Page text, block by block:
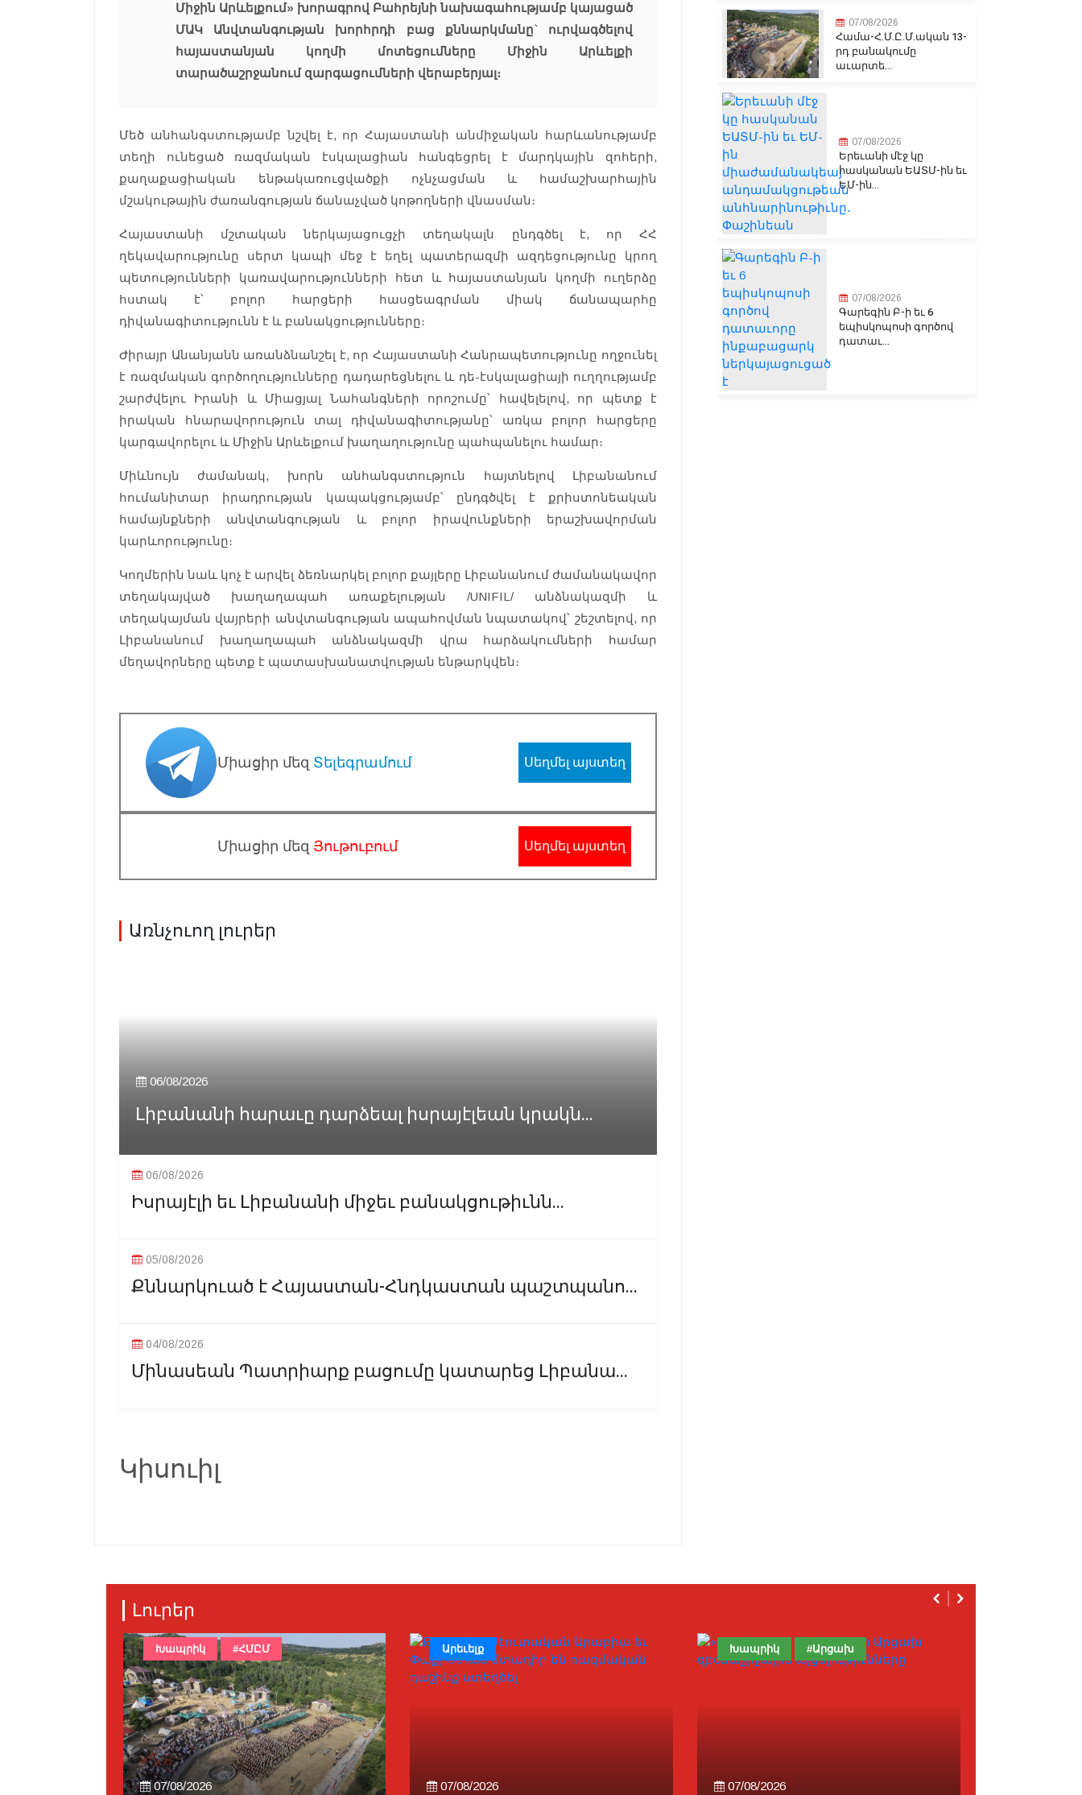
Միջին Արևելքում» խորագրով Բահրեյնի նախագահությամբ կայացած
ՄԱԿ Անվտանգության խորհրդի բաց քննարկմանը` ուրվագծելով
հայաստանյան կողմի մոտեցումները Միջին Արևելքի
տարածաշրջանում զարգացումների վերաբերյալ։
Մեծ անհանգստությամբ նշվել է, որ Հայաստանի անմիջական հարևանությամբ
տեղի ունեցած ռազմական էսկալացիան հանգեցրել է մարդկային զոհերի,
քաղաքացիական ենթակառուցվածքի ոչնչացման և համաշխարհային
մշակութային ժառանգության ճանաչված կոթողների վնասման։
Հայաստանի մշտական ներկայացուցչի տեղակալն ընդգծել է, որ ՀՀ
ղեկավարությունը սերտ կապի մեջ է եղել պատերազմի ազդեցությունը կրող
պետությունների կառավարությունների հետ և հայաստանյան կողմի ուղերձը
հստակ է՝ բոլոր հարցերի հասցեագրման միակ ճանապարհը
դիվանագիտությունն է և բանակցությունները։
Ժիրայր Անանյանն առանձնանշել է, որ Հայաստանի Հանրապետությունը ողջունել
է ռազմական գործողությունները դադարեցնելու և դե-էսկալացիայի ուղղությամբ
շարժվելու Իրանի և Միացյալ Նահանգների որոշումը՝ հավելելով, որ պետք է
իրական հնարավորություն տալ դիվանագիտությանը՝ առկա բոլոր հարցերը
կարգավորելու և Միջին Արևելքում խաղաղությունը պահպանելու համար։
Միևնույն ժամանակ, խորն անհանգստություն հայտնելով Լիբանանում
հումանիտար իրադրության կապակցությամբ՝ ընդգծվել է քրիստոնեական
համայնքների անվտանգության և բոլոր իրավունքների երաշխավորման
կարևորությունը։
Կողմերին նաև կոչ է արվել ձեռնարկել բոլոր քայլերը Լիբանանում ժամանակավոր
տեղակայված խաղաղապահ առաքելության /UNIFIL/ անձնակազմի և
տեղակայման վայրերի անվտանգության ապահովման նպատակով՝ շեշտելով, որ
Լիբանանում խաղաղապահ անձնակազմի վրա հարձակումների համար
մեղավորները պետք է պատասխանատվության ենթարկվեն։
Միացիր մեզ Տելեգրամում Սեղմել այստեղ
Միացիր մեզ Յութուբում Սեղմել այստեղ
Առնչուող լուրեր
06/08/2026
Լիբանանի հարաւը դարձեալ իսրայէլեան կրակն...
06/08/2026
Իսրայէլի եւ Լիբանանի միջեւ բանակցութիւնն...
05/08/2026
Քննարկուած է Հայաստան-Հնդկաստան պաշտպանո...
04/08/2026
Մինասեան Պատրիարք բացումը կատարեց Լիբանա...
Կիսուիլ
07/08/2026
Համա-Հ.Մ.Ը.Մ.ական 13-
րդ բանակումը
աւարտե...
07/08/2026
Երեւանի մէջ կը
հասկանան ԵԱՏՄ-ին եւ
ԵՄ-ին...
07/08/2026
Գարեգին Բ-ի եւ 6
եպիսկոպոսի գործով
դատաւ...
Լուրեր
07/08/2026
Խապրիկ #ՀՄԸՄ
07/08/2026
Արեւելք
07/08/2026
Խապրիկ #Արցախ